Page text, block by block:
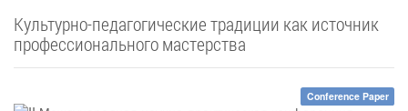
Культурно-педагогические традиции как источник
профессионального мастерства
Conference Paper